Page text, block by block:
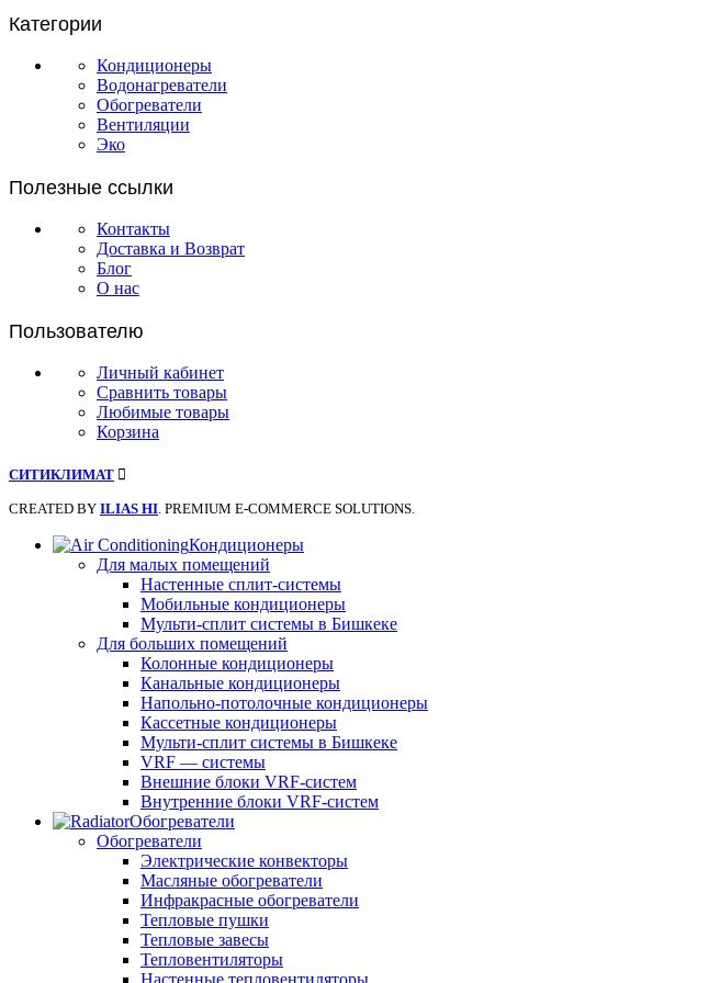
Категории
Кондиционеры
Водонагреватели
Обогреватели
Вентиляции
Эко
Полезные ссылки
Контакты
Доставка и Возврат
Блог
О нас
Пользователю
Личный кабинет
Сравнить товары
Любимые товары
Корзина
СИТИКЛИМАТ
CREATED BY ILIAS HI. PREMIUM E-COMMERCE SOLUTIONS.
Кондиционеры
Для малых помещений
Настенные сплит-системы
Мобильные кондиционеры
Мульти-сплит системы в Бишкеке
Для больших помещений
Колонные кондиционеры
Канальные кондиционеры
Напольно-потолочные кондиционеры
Кассетные кондиционеры
Мульти-сплит системы в Бишкеке
VRF — системы
Внешние блоки VRF-систем
Внутренние блоки VRF-систем
Обогреватели
Обогреватели
Электрические конвекторы
Масляные обогреватели
Инфракрасные обогреватели
Тепловые пушки
Тепловые завесы
Тепловентиляторы